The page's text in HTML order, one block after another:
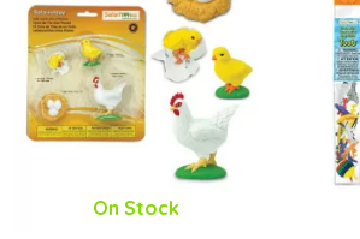
On Stock